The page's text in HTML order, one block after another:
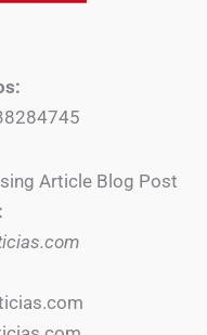
Article Blog Post
: